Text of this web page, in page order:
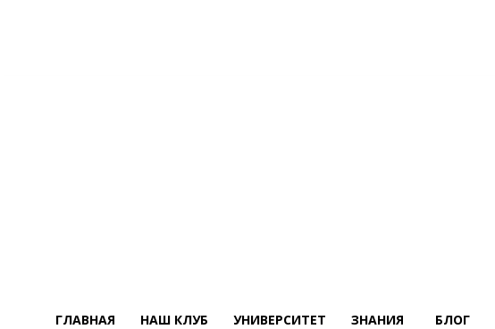
ГЛАВНАЯ НАШ КЛУБ УНИВЕРСИТЕТ ЗНАНИЯ БЛОГ